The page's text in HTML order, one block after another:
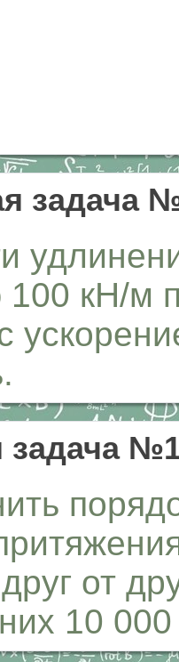
задача
100 кН/м
от
10 000